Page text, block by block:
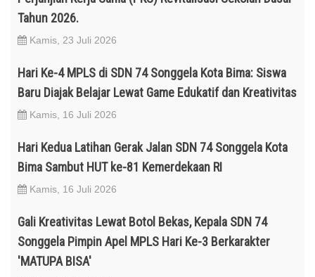
Tahun 2026.
Kamis, 23 Juli 2026
Hari Ke-4 MPLS di SDN 74 Songgela Kota Bima: Siswa
Baru Diajak Belajar Lewat Game Edukatif dan Kreativitas
Kamis, 16 Juli 2026
Hari Kedua Latihan Gerak Jalan SDN 74 Songgela Kota
Bima Sambut HUT ke-81 Kemerdekaan RI
Kamis, 16 Juli 2026
Gali Kreativitas Lewat Botol Bekas, Kepala SDN 74
Songgela Pimpin Apel MPLS Hari Ke-3 Berkarakter
'MATUPA BISA'